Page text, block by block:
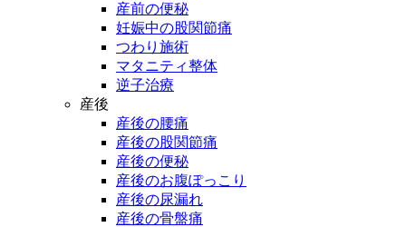
産前の便秘
妊娠中の股関節痛
つわり施術
マタニティ整体
逆子治療
産後
産後の腰痛
産後の股関節痛
産後の便秘
産後のお腹ぽっこり
産後の尿漏れ
産後の骨盤痛